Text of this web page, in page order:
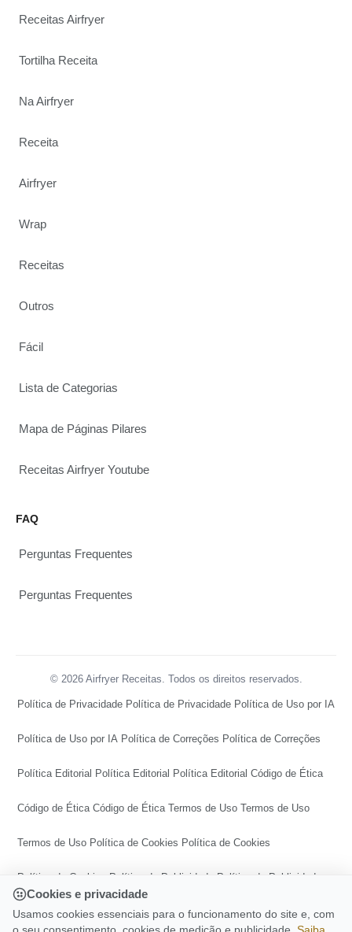
Receitas Airfryer
Tortilha Receita
Na Airfryer
Receita
Airfryer
Wrap
Receitas
Outros
Fácil
Lista de Categorias
Mapa de Páginas Pilares
Receitas Airfryer Youtube
FAQ
Perguntas Frequentes
Perguntas Frequentes
© 2026 Airfryer Receitas. Todos os direitos reservados.
Política de Privacidade Política de Privacidade Política de Uso por IA
Política de Uso por IA Política de Correções Política de Correções
Política Editorial Política Editorial Política Editorial Código de Ética
Código de Ética Código de Ética Termos de Uso Termos de Uso
Termos de Uso Política de Cookies Política de Cookies
Política de Cookies Política de Publicidade Política de Publicidade
Política de Publicidade Central de Transparência
Cookies e privacidade
Usamos cookies essenciais para o funcionamento do site e, com